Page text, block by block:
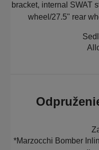
bracket, internal SWAT
wheel/27.5" rear
*Marzocchi Bomber